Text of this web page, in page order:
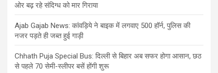
ओर बढ़ रहे संदिग्ध को मार गिराया
Ajab Gajab News: कांवड़िये ने बाइक में लगवाए 500 हॉर्न, पुलिस की
नजर पड़ते ही जब्त हुई गाड़ी
Chhath Puja Special Bus: दिल्ली से बिहार अब सफर होगा आसान, छठ
से पहले 70 सेमी-स्लीपर बसें होंगी शुरू